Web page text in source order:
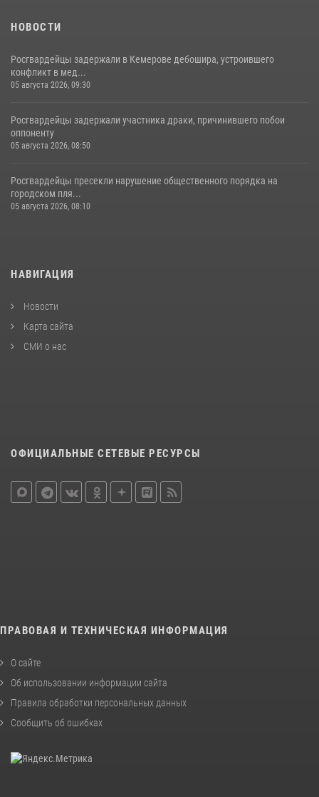
НОВОСТИ
Росгвардейцы задержали в Кемерове дебошира, устроившего
конфликт в мед...
05 августа 2026, 09:30
Росгвардейцы задержали участника драки, причинившего побои
оппоненту
05 августа 2026, 08:50
Росгвардейцы пресекли нарушение общественного порядка на
городском пля...
05 августа 2026, 08:10
НАВИГАЦИЯ
Новости
Карта сайта
СМИ о нас
ОФИЦИАЛЬНЫЕ СЕТЕВЫЕ РЕСУРСЫ
ПРАВОВАЯ И ТЕХНИЧЕСКАЯ ИНФОРМАЦИЯ
О сайте
Об использовании информации сайта
Правила обработки персональных данных
Сообщить об ошибках